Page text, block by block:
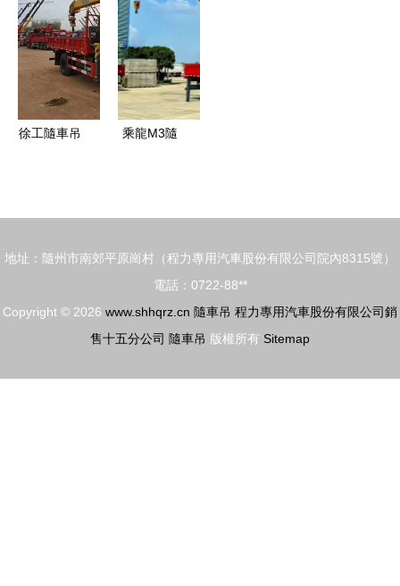
制造業快速
入手點的一
舉三得的功
重能手
廂 高效清
障與運輸的
雙重利器
徐工隨車吊
乘龍M3隨
地址：隨州市南郊平原崗村（程力專用汽車股份有限公司院內8315號）
電話：0722-88**
Copyright © 2026 www.shhqrz.cn 隨車吊 程力專用汽車股份有限公司銷
售十五分公司 隨車吊 版權所有 Sitemap